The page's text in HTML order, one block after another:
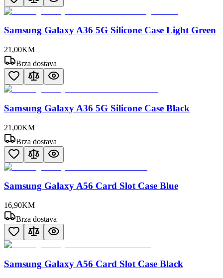
Samsung Galaxy A36 5G Silicone Case Light Green
21 ,00KM
Brza dostava
Samsung Galaxy A36 5G Silicone Case Black
21 ,00KM
Brza dostava
Samsung Galaxy A56 Card Slot Case Blue
16,90KM
Brza dostava
Samsung Galaxy A56 Card Slot Case Black